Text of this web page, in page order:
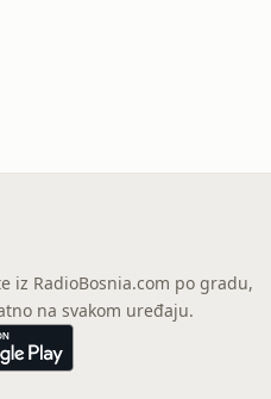
iz RadioBosnia.com po gradu,
na svakom uređaju.